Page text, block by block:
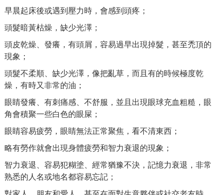
早晨起床後或遇到壓力時，會感到頭疼；
頭髮暗黃枯燥，缺少光澤；
頭皮乾燥、發癢，有頭屑，容易過早出現掉髮，甚至禿頂的
現象；
頭髮不柔順、缺少光澤，像把亂草，而且有的時候極度乾
燥，有時又非常的油；
眼睛發癢、有刺痛感、不舒服，並且出現眼球充血粗糙，眼
角會積聚一些白色的眼屎；
眼睛容易疲勞，眼睛無法正常聚焦，看不清東西；
略有勞作就會出現身體疲勞和智力衰退的現象；
智力衰退、容易犯糊塗、經常猶豫不決，記憶力衰退，非常
熟悉的人名或地名都容易忘記；